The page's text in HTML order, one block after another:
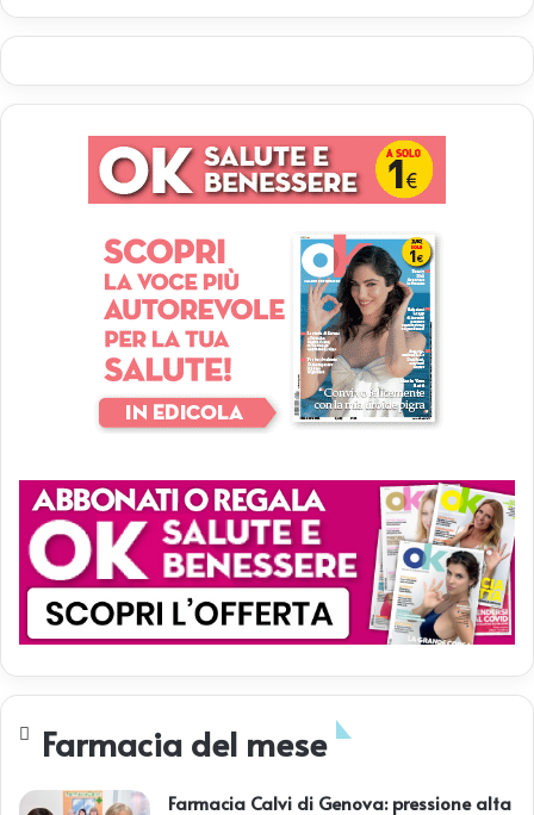
Farmacia del mese
Farmacia Calvi di Genova: pressione alta